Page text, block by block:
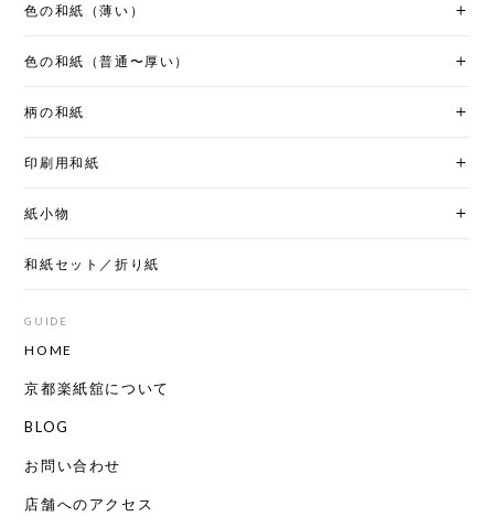
色の和紙（薄い）
色の和紙（普通〜厚い）
柄の和紙
印刷用和紙
紙小物
和紙セット／折り紙
GUIDE
HOME
京都楽紙舘について
BLOG
お問い合わせ
店舗へのアクセス